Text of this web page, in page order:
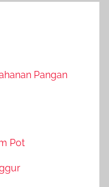
Pangan
Pot